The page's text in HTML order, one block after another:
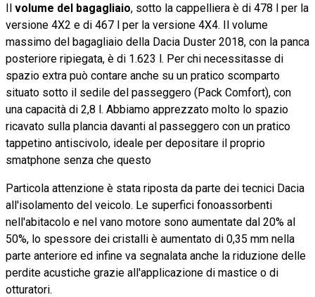
Il volume del bagagliaio, sotto la cappelliera è di 478 l per la
versione 4X2 e di 467 l per la versione 4X4. Il volume
massimo del bagagliaio della Dacia Duster 2018, con la panca
posteriore ripiegata, è di 1.623 l. Per chi necessitasse di
spazio extra può contare anche su un pratico scomparto
situato sotto il sedile del passeggero (Pack Comfort), con
una capacità di 2,8 l. Abbiamo apprezzato molto lo spazio
ricavato sulla plancia davanti al passeggero con un pratico
tappetino antiscivolo, ideale per depositare il proprio
smatphone senza che questo
Particola attenzione è stata riposta da parte dei tecnici Dacia
all'isolamento del veicolo. Le superfici fonoassorbenti
nell'abitacolo e nel vano motore sono aumentate dal 20% al
50%, lo spessore dei cristalli è aumentato di 0,35 mm nella
parte anteriore ed infine va segnalata anche la riduzione delle
perdite acustiche grazie all'applicazione di mastice o di
otturatori.